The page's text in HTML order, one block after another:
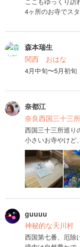
4ヶ所のお寺でス
森本瑞生
関西 おはな
4月中旬〜5月初
奈都江
奈良西国三十三
西国三十三所巡り
小さいお寺やけど
guuuu
神秘的な天川村
西国第七番、厄除